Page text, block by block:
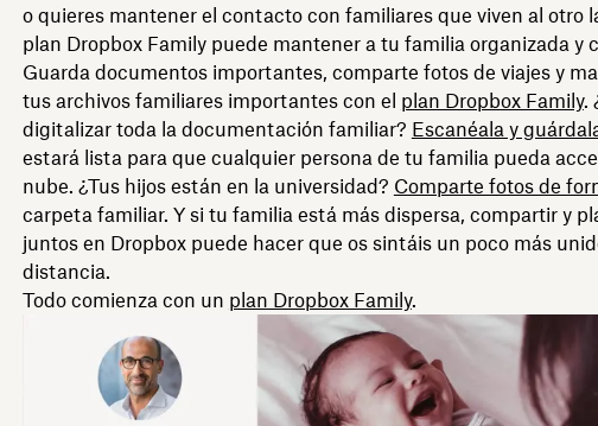
o quieres mantener el contacto con familiares que viven al otro
plan Dropbox Family puede mantener a tu familia organizada y
Guarda documentos importantes, comparte fotos de viajes y
tus archivos familiares importantes con el plan Dropbox Family.
digitalizar toda la documentación familiar? Escanéala y
estará lista para que cualquier persona de tu familia pueda
nube. ¿Tus hijos están en la universidad? Comparte fotos de
carpeta familiar. Y si tu familia está más dispersa, compartir y
juntos en Dropbox puede hacer que os sintáis un poco más
distancia.
Todo comienza con un plan Dropbox Family.